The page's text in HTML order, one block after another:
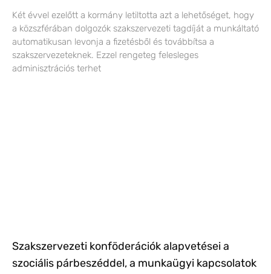
Két évvel ezelőtt a kormány letiltotta azt a lehetőséget, hogy
a közszférában dolgozók szakszervezeti tagdíját a munkáltató
automatikusan levonja a fizetésből és továbbítsa a
szakszervezeteknek. Ezzel rengeteg felesleges
adminisztrációs terhet
Szakszervezeti konföderációk alapvetései a
szociális párbeszéddel, a munkaügyi kapcsolatok